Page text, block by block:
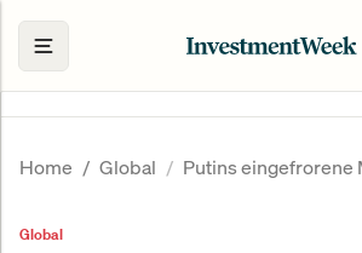
Home Global Putins eingefrorene
Global